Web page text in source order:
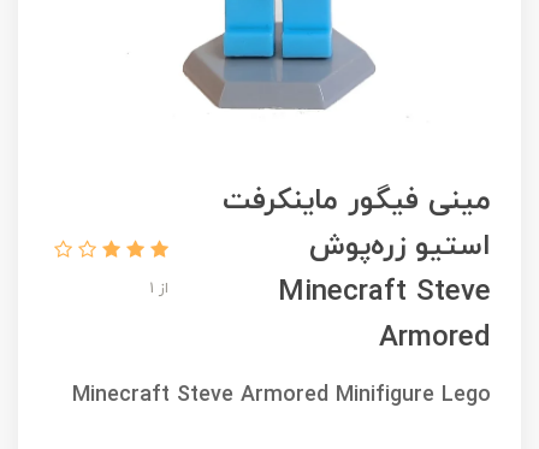
مینی فیگور ماینکرفت
استیو زره‌پوش
Minecraft Steve
Armored
از 1
Minecraft Steve Armored Minifigure Lego